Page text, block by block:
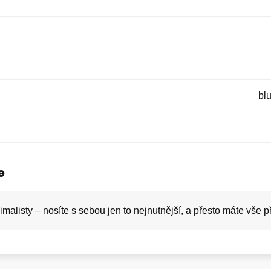
– nosíte s sebou jen to nejnutnější, a přesto máte vše